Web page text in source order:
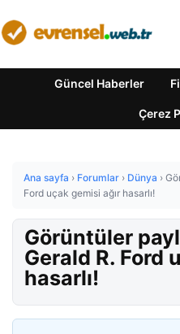
Güncel Haberler
Çerez
Ana sayfa › Forumlar › Dünya ›
Ford uçak gemisi ağır hasarlı!
Görüntüler
Gerald R. Ford
hasarlı!